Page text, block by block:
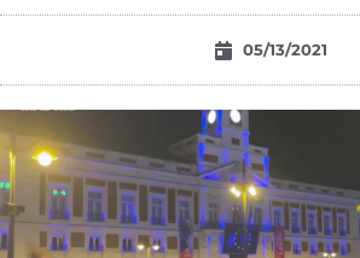
05/13/2021